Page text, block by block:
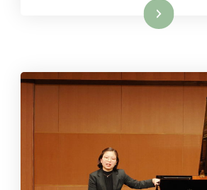
続きを読む